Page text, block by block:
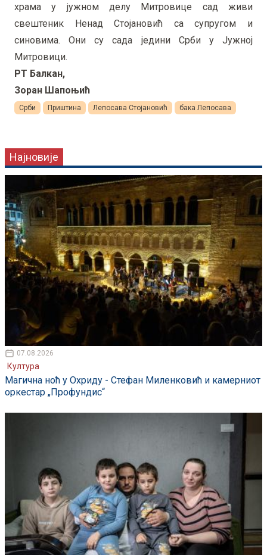
храма у јужном делу Митровице сад живи
свештеник Ненад Стојановић са супругом и
синовима. Они су сада једини Срби у Јужној
Митровици.
РТ Балкан,
Зоран Шапоњић
Срби Приштина Лепосава Стојановић бака Лепосава
Најновије
07.08.2026
Култура
Магична ноћ у Охриду - Стефан Миленковић и камерниот
оркестар „Профундис“